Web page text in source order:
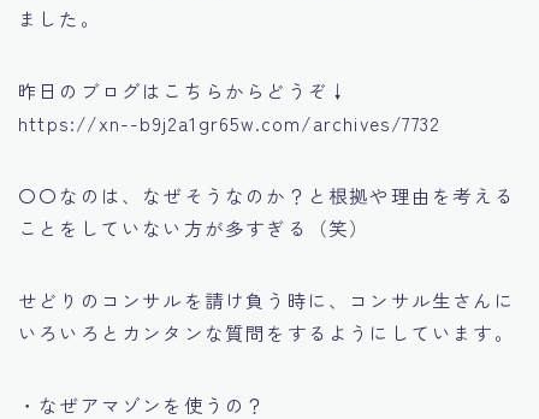
ました。
昨日のブログはこちらからどうぞ↓
https://xn--b9j2a1gr65w.com/archives/7732
〇〇なのは、なぜそうなのか？と根拠や理由を考える
ことをしていない方が多すぎる（笑）
せどりのコンサルを請け負う時に、コンサル生さんに
いろいろとカンタンな質問をするようにしています。
・なぜアマゾンを使うの？